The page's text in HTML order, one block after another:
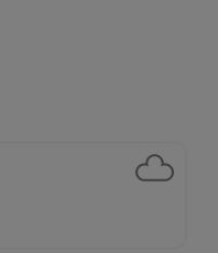
(schattig,